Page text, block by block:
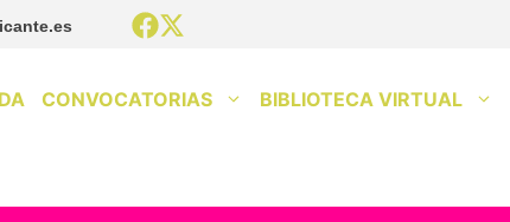
CONVOCATORIAS BIBLIOTECA VIRTUAL